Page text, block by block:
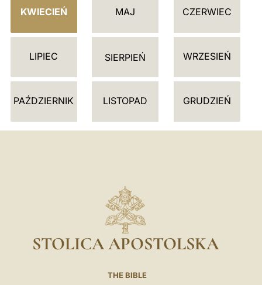
D
R
Z
KWIECIEŃ MAJ CZERWIEC
LIPIEC SIERPIEŃ WRZESIEŃ
PAŹDZIERNIK LISTOPAD GRUDZIEŃ
STOLICA APOSTOLSKA
THE BIBLE